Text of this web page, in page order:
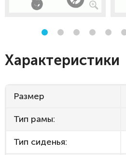
Характеристики
Размер
Тип рамы:
Тип сиденья: